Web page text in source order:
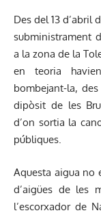
Des del 13 d’abril
subministrament
a la zona de la
en teoria
bombejant-la,
dipòsit de les
d’on sortia la
públiques.
Aquesta aigua no
d’aigües de les
l’escorxador de